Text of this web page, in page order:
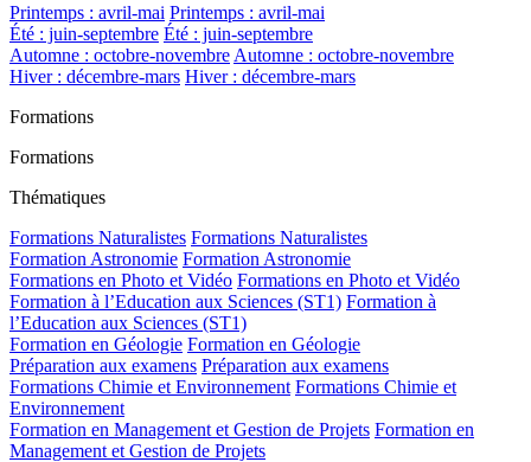
Printemps : avril-mai Printemps : avril-mai
Été : juin-septembre Été : juin-septembre
Automne : octobre-novembre Automne : octobre-novembre
Hiver : décembre-mars Hiver : décembre-mars
Formations
Formations
Thématiques
Formations Naturalistes Formations Naturalistes
Formation Astronomie Formation Astronomie
Formations en Photo et Vidéo Formations en Photo et Vidéo
Formation à l’Education aux Sciences (ST1) Formation à
l’Education aux Sciences (ST1)
Formation en Géologie Formation en Géologie
Préparation aux examens Préparation aux examens
Formations Chimie et Environnement Formations Chimie et
Environnement
Formation en Management et Gestion de Projets Formation en
Management et Gestion de Projets